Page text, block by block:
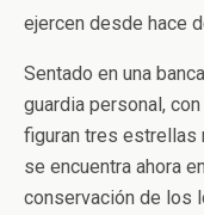
ejercen desde hace
Sentado en una
guardia personal, con
figuran tres estrellas
se encuentra ahora
conservación de los